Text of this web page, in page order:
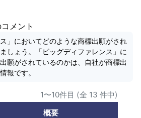
メント
」においてどのような商標出願がされ
しょう。「ビッグディファレンス」に
願がされているのかは、自社が商標出
報です。
1〜10件目 (全 13 件中)
概要